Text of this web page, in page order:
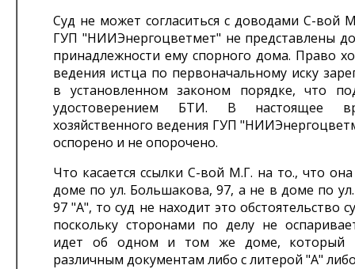
Суд не может согласиться с доводами С-вой
ГУП "НИИЭнергоцветмет" не представлены
принадлежности ему спорного дома. Право
ведения истца по первоначальному иску
в установленном законом порядке, что
удостоверением БТИ. В настоящее
хозяйственного ведения ГУП
оспорено и не опорочено.
Что касается ссылки С-вой М.Г. на то., что
доме по ул. Большакова, 97, а не в доме по
97 "А", то суд не находит это обстоятельство
поскольку сторонами по делу не
идет об одном и том же доме, который
различным документам либо с литерой "А"